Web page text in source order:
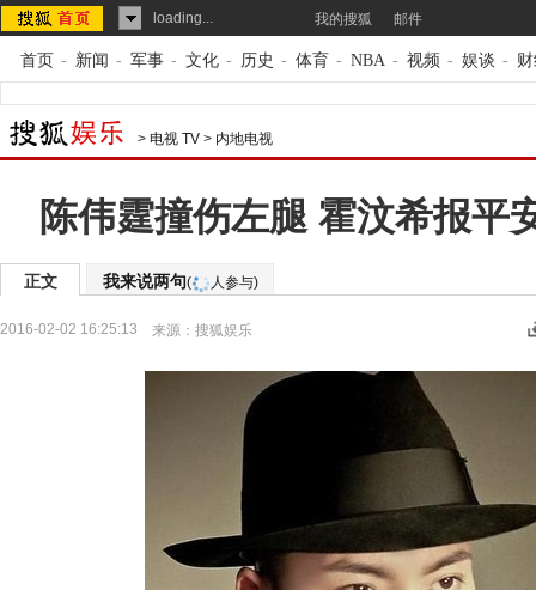
loading... 我的搜狐 邮件
首页 - 新闻 - 军事 - 文化 - 历史 - 体育 - NBA - 视频 - 娱谈 -
> 电视 TV > 内地电视
陈伟霆撞伤左腿 霍汶希报平
正文 我来说两句( 人参与)
2016-02-02 16:25:13 来源： 搜狐娱乐